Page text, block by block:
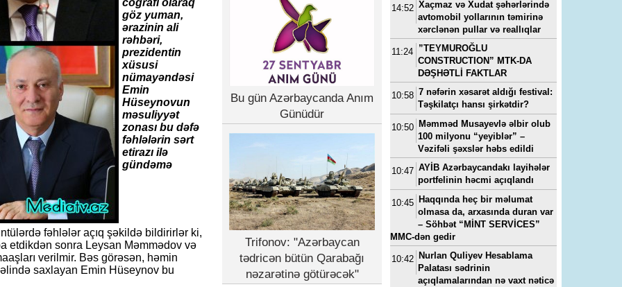
göz yuman,
ərazinin ali
rəhbəri,
prezidentin
xüsusi
nümayəndəsi
Emin
Hüseynovun
məsuliyyət
zonası bu dəfə
fəhlələrin sərt
etirazı ilə
gündəmə
fəhlələr açıq şəkildə bildirirlər ki,
etdikdən sonra Leysan Məmmədov və
verilmir. Bəs görəsən, həmin
saxlayan Emin Hüseynov bu
Bu gün Azərbaycanda Anım
Günüdür
Trifonov: "Azərbaycan
tədricən bütün Qarabağı
nəzarətinə götürəcək"
14:52 Xaçmaz və Xudat şəhərlərində
avtomobil yollarının təmirinə
xərclənən pullar və reallıqlar
11:24 ”TEYMUROĞLU
CONSTRUCTION” MTK-DA
DƏŞHƏTLİ FAKTLAR
10:58 7 nəfərin xəsarət aldığı festival:
Təşkilatçı hansı şirkətdir?
10:50 Məmməd Musayevlə əlbir olub
100 milyonu “yeyiblər” –
Vəzifəli şəxslər həbs edildi
10:47 AYİB Azərbaycandakı layihələr
portfelinin həcmi açıqlandı
10:45 Haqqında heç bir məlumat
olmasa da, arxasında duran var
– Söhbət “MİNT SERVİCES”
MMC-dən gedir
10:42 Nurlan Quliyev Hesablama
Palatası sədrinin
açıqlamalarından nə vaxt nəticə